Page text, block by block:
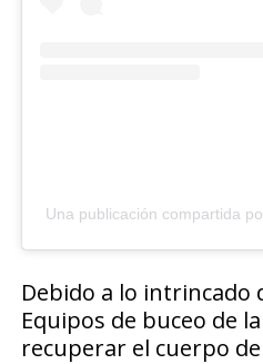
Una publicación compartida
Debido a lo intrincado
Equipos de buceo de
recuperar el cuerpo